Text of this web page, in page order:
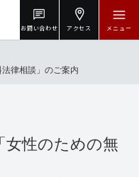
お問い合わせ アクセス メニュー
律相談」のご案内
女性のための無